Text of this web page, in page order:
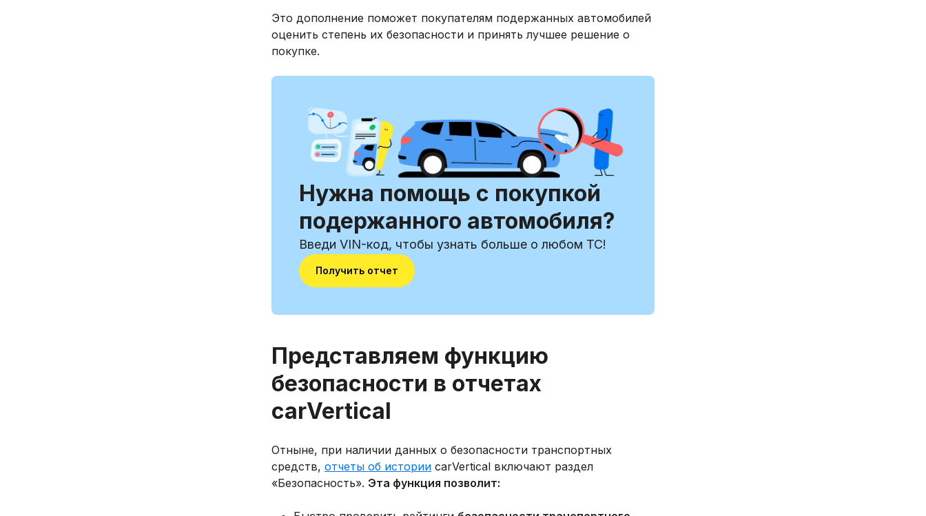
Это дополнение поможет покупателям подержанных автомобилей
оценить степень их безопасности и принять лучшее решение о
покупке.
Нужна помощь с покупкой
подержанного автомобиля?
Введи VIN-код, чтобы узнать больше о любом ТС!
Получить отчет
Представляем функцию
безопасности в отчетах
carVertical
Отныне, при наличии данных о безопасности транспортных
средств, отчеты об истории carVertical включают раздел
«Безопасность». Эта функция позволит: